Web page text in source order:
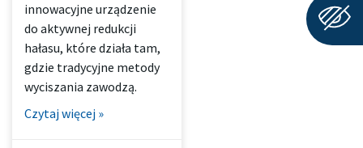
innowacyjne urządzenie
do aktywnej redukcji
hałasu, które działa tam,
gdzie tradycyjne metody
wyciszania zawodzą.
Czytaj więcej »